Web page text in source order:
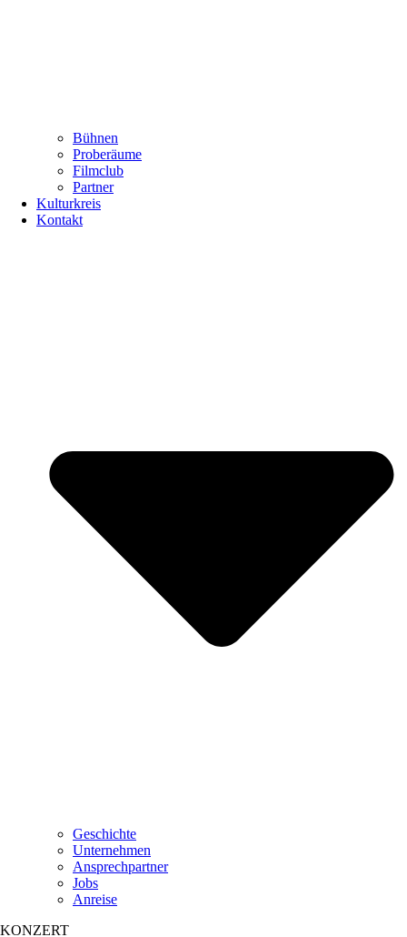
Bühnen
Proberäume
Filmclub
Partner
Kulturkreis
Kontakt
Geschichte
Unternehmen
Ansprechpartner
Jobs
Anreise
KONZERT